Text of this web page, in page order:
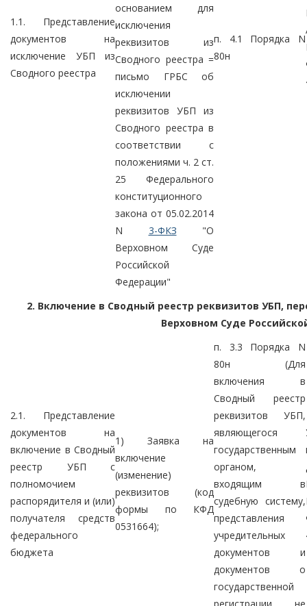
1.1. Представление
документов на
исключение УБП из
Сводного реестра
основанием для
исключения
реквизитов из
Сводного реестра =
письмо ГРБС об
исключении
реквизитов УБП из
Сводного реестра в
соответствии с
положениями ч. 2 ст.
25 Федерального
конституционного
закона от 05.02.2014
N 3-ФКЗ "О
Верховном Суде
Российской
Федерации"
п. 4.1 Порядка N
80н
2. Включение в Сводный реестр реквизитов УБП,
Верховном Суде
2.1. Представление
документов на
включение в Сводный
реестр УБП с
полномочием
распорядителя и (или)
получателя средств
федерального
бюджета
1) Заявка на
включение
(изменение)
реквизитов (код
формы по КФД
0531664);
п. 3.3 Порядка N
80н (Для
включения в
Сводный реестр
реквизитов УБП,
являющегося
государственным
органом,
входящим в
судебную систему,
представления
учредительных
документов и
документов о
государственной